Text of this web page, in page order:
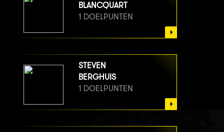
BLANCQUART
1 DOELPUNTEN
STEVEN
BERGHUIS
1 DOELPUNTEN